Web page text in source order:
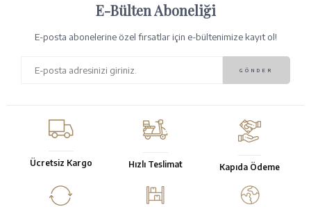
E-Bülten Aboneliği
E-posta abonelerine özel fırsatlar için e-bültenimize kayıt ol!
Ücretsiz Kargo Hızlı Teslimat Kapıda Ödeme